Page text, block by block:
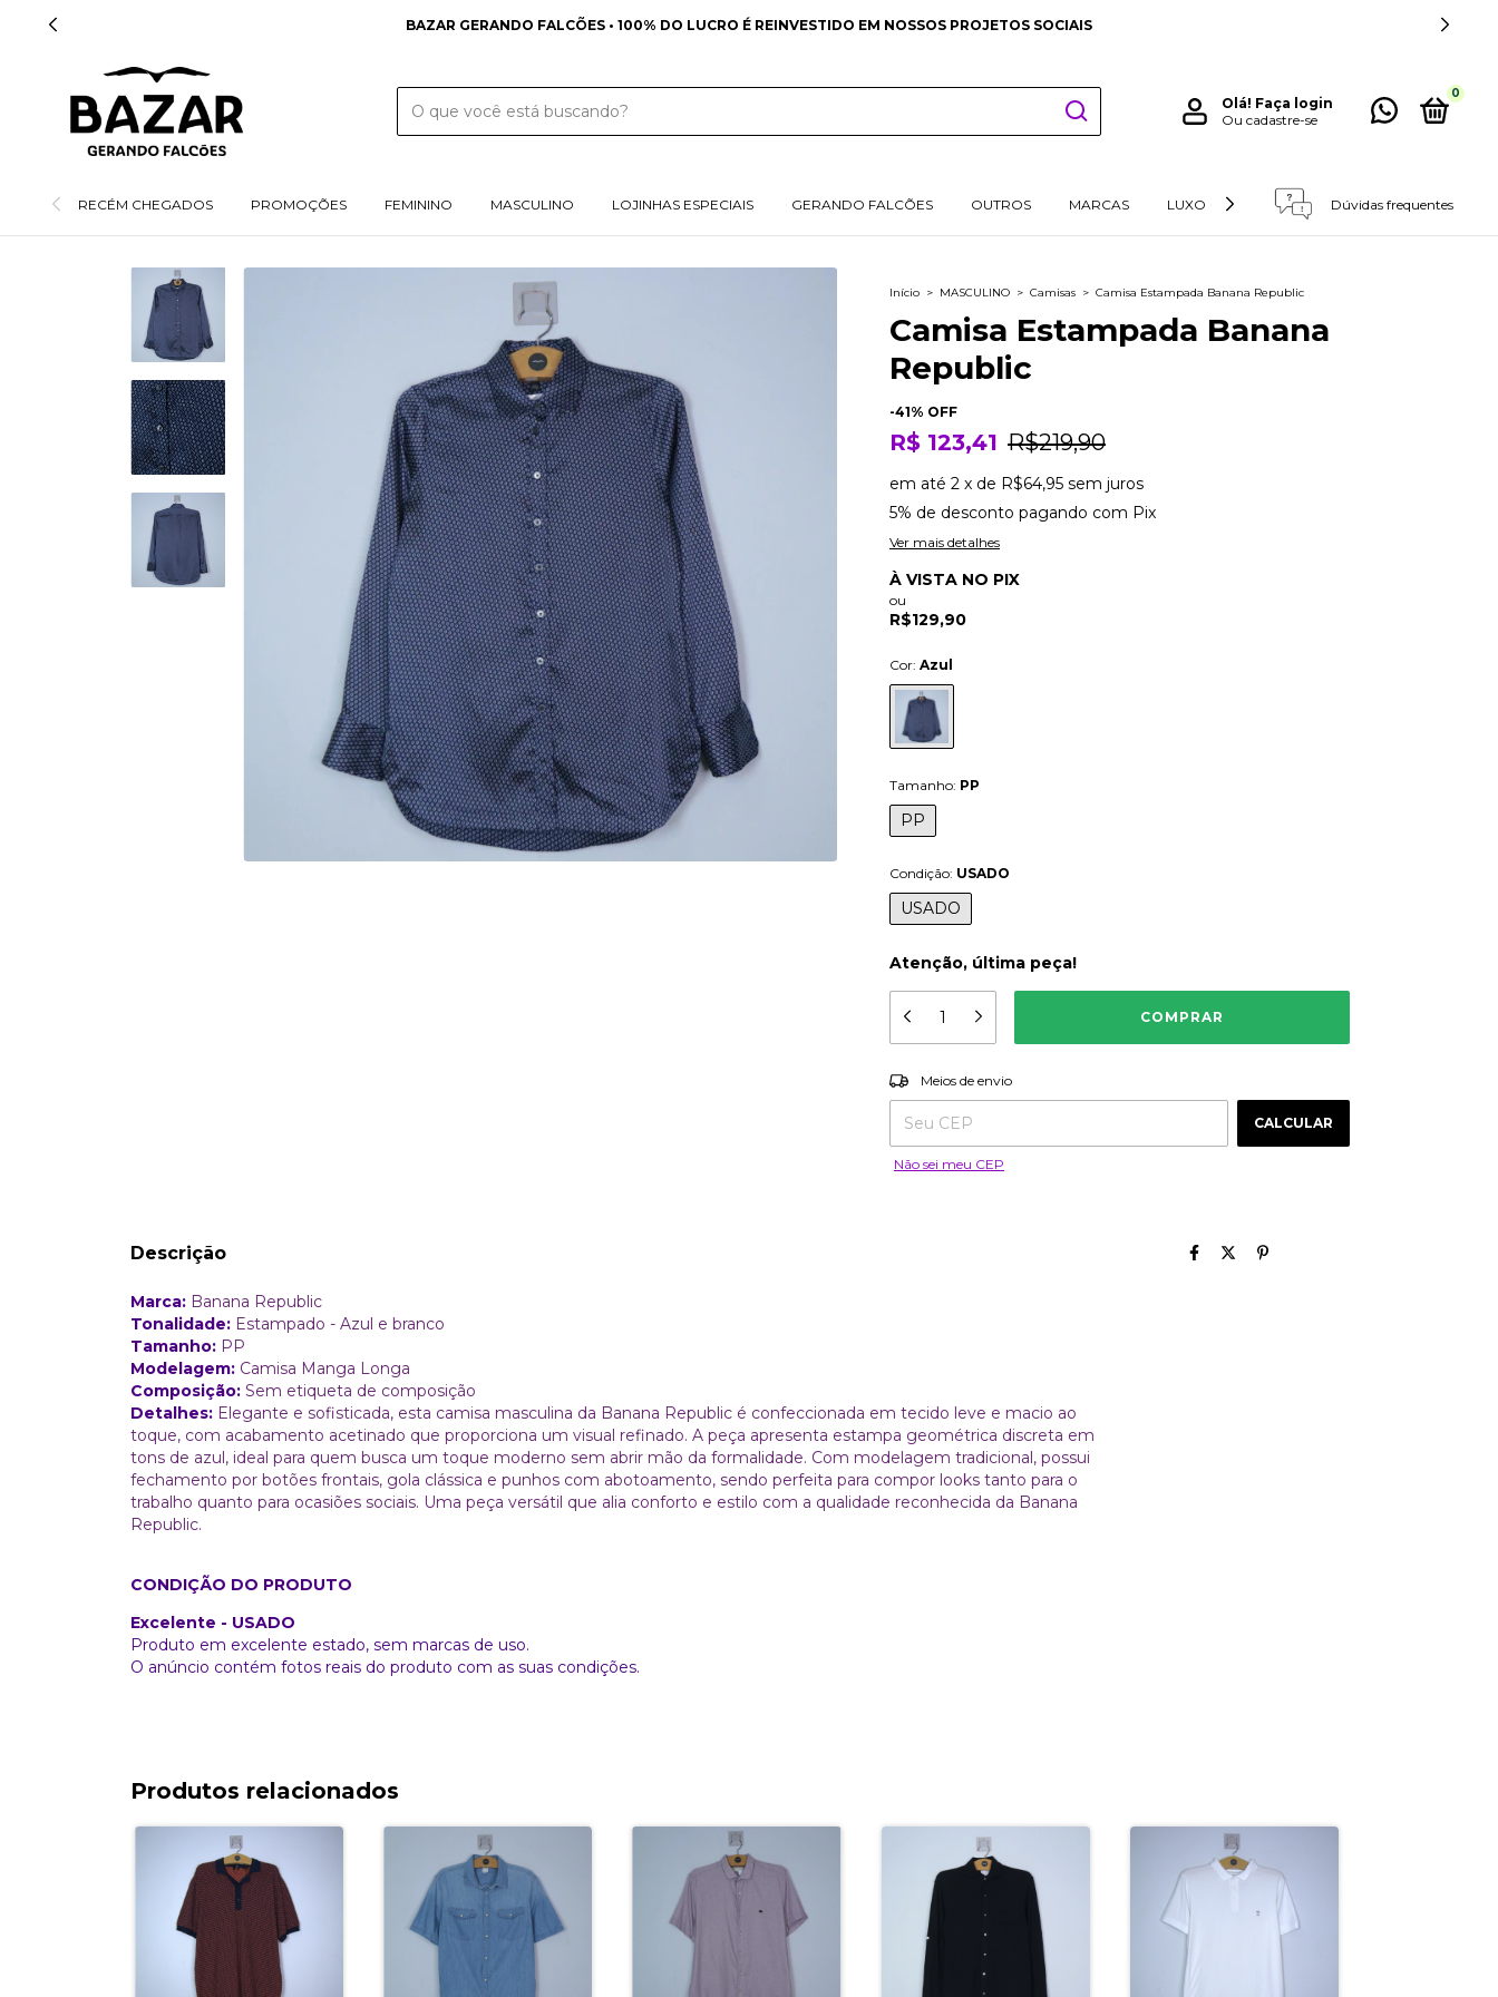
FRETE GRÁTIS NAS COMPRAS ACIMA DE 349 REAIS PARA SUL E SUDESTE
Olá! Faça login
Ou cadastre-se
0
RECÉM CHEGADOS PROMOÇÕES FEMININO MASCULINO LOJINHAS ESPECIAIS GERANDO FALCÕES OUTROS MARCAS LUXO RETIRADAS E DEVOLUÇÕES
Dúvidas frequentes
Início > MASCULINO > Camisas > Camisa Estampada Banana Republic
Camisa Estampada Banana
Republic
-41% OFF
R$ 123,41 R$219,90
em até 2 x de R$64,95 sem juros
5% de desconto pagando com Pix
Ver mais detalhes
À VISTA NO PIX
ou
R$129,90
Cor: Azul
Tamanho: PP
PP
Condição: USADO
USADO
Atenção, última peça!
Entregas para o CEP:
Meios de envio
CALCULAR
Não sei meu CEP
Descrição
Marca: Banana Republic
Tonalidade: Estampado - Azul e branco
Tamanho: PP
Modelagem: Camisa Manga Longa
Composição: Sem etiqueta de composição
Detalhes: Elegante e sofisticada, esta camisa masculina da Banana Republic é confeccionada em tecido leve e macio ao
toque, com acabamento acetinado que proporciona um visual refinado. A peça apresenta estampa geométrica discreta em
tons de azul, ideal para quem busca um toque moderno sem abrir mão da formalidade. Com modelagem tradicional, possui
fechamento por botões frontais, gola clássica e punhos com abotoamento, sendo perfeita para compor looks tanto para o
trabalho quanto para ocasiões sociais. Uma peça versátil que alia conforto e estilo com a qualidade reconhecida da Banana
Republic.
CONDIÇÃO DO PRODUTO
Excelente - USADO
Produto em excelente estado, sem marcas de uso.
O anúncio contém fotos reais do produto com as suas condições.
Produtos relacionados